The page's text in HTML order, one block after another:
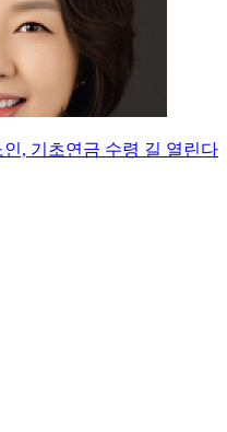
, 기초연금 수령 길 열린다